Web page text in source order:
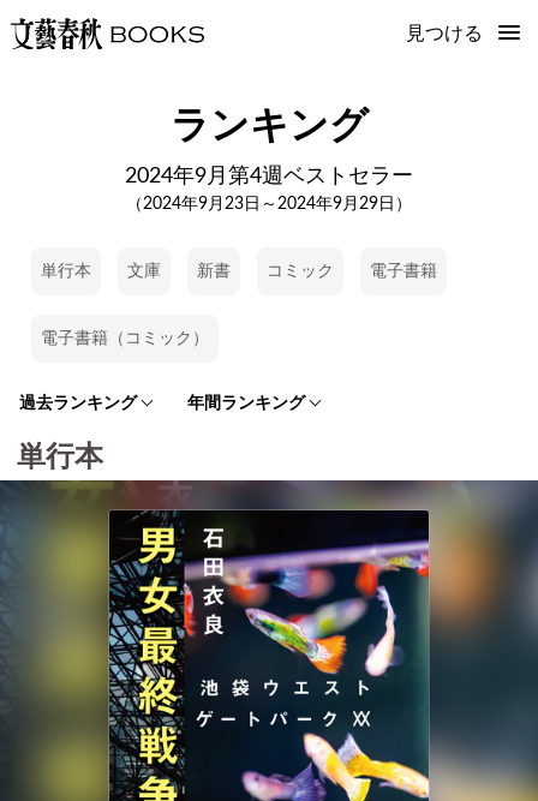
見つける
ランキング
2024年9月第4週ベストセラー
（2024年9月23日～2024年9月29日）
単行本 文庫 新書 コミック 電子書籍
電子書籍（コミック）
過去ランキング 年間ランキング
単行本